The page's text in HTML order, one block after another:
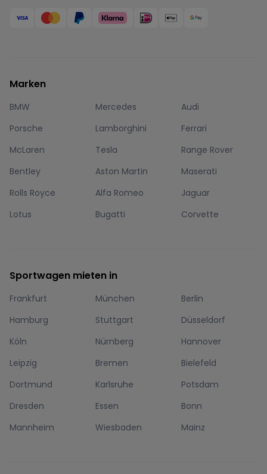
Marken
BMW Mercedes
Audi
Porsche
Lamborghini
Ferrari
McLaren
Tesla
Range Rover
Bentley
Aston Martin
Maserati
Rolls Royce
Alfa Romeo
Jaguar
Lotus
Bugatti Corvette
Sportwagen mieten in
Frankfurt München
Berlin
Hamburg
Stuttgart
Düsseldorf
Köln
Nürnberg
Hannover
Leipzig
Bremen
Bielefeld
Dortmund
Karlsruhe
Potsdam
Dresden
Essen
Bonn
Mannheim
Wiesbaden Mainz